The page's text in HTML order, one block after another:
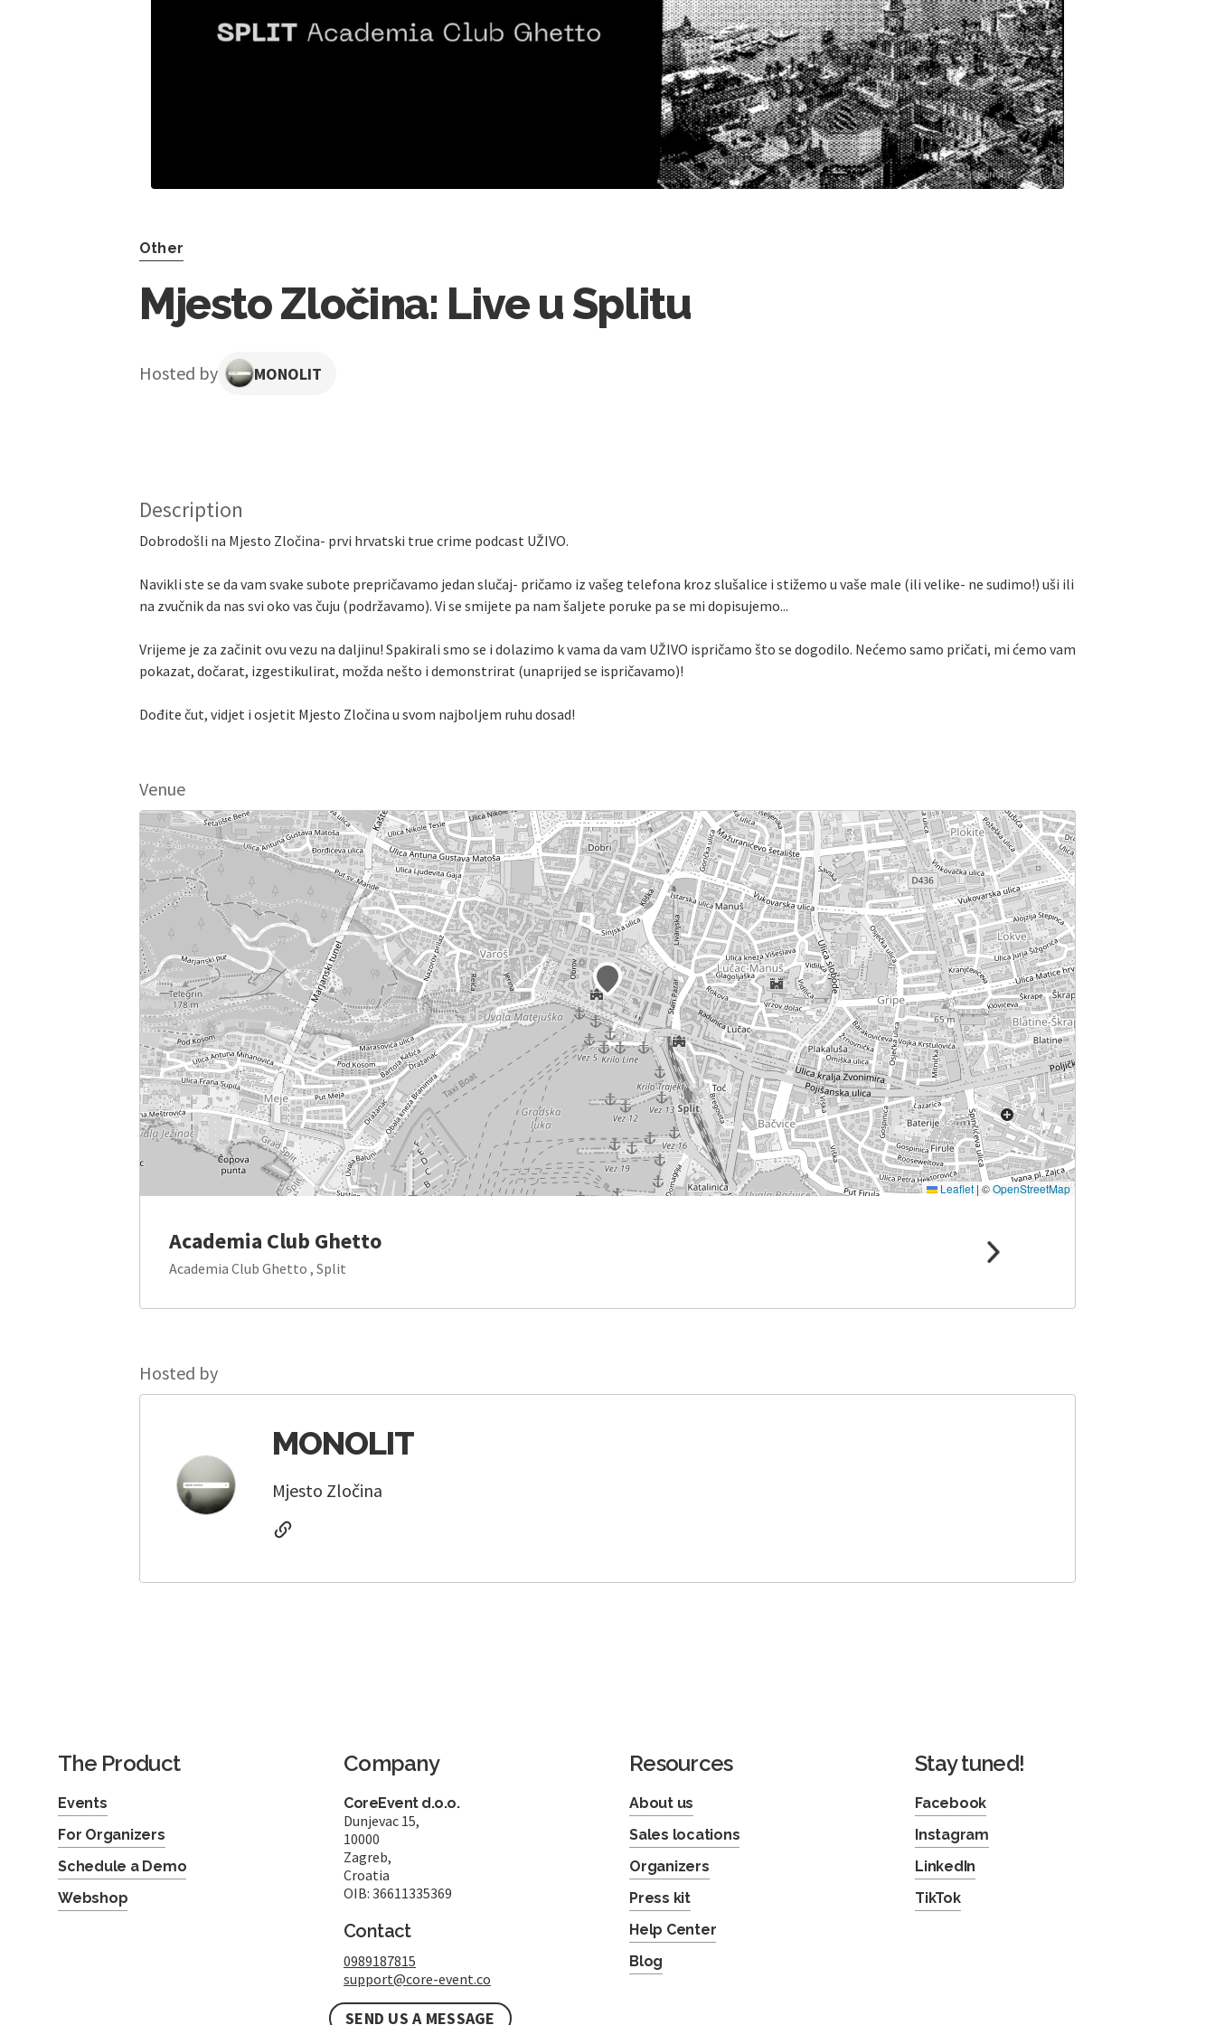
Other
Mjesto Zločina: Live u Splitu
Hosted by MONOLIT
Description
Dobrodošli na Mjesto Zločina- prvi hrvatski true crime podcast UŽIVO.
Navikli ste se da vam svake subote prepričavamo jedan slučaj- pričamo iz vašeg telefona kroz slušalice i stižemo u vaše male (ili velike- ne sudimo!) uši ili
na zvučnik da nas svi oko vas čuju (podržavamo). Vi se smijete pa nam šaljete poruke pa se mi dopisujemo...
Vrijeme je za začinit ovu vezu na daljinu! Spakirali smo se i dolazimo k vama da vam UŽIVO ispričamo što se dogodilo. Nećemo samo pričati, mi ćemo vam
pokazat, dočarat, izgestikulirat, možda nešto i demonstrirat (unaprijed se ispričavamo)!
Dođite čut, vidjet i osjetit Mjesto Zločina u svom najboljem ruhu dosad!
Venue
Leaflet | ©OpenStreetMap
Academia Club Ghetto
Academia Club Ghetto , Split
Hosted by
MONOLIT
Mjesto Zločina
The Product
Events
For Organizers
Schedule a Demo
Webshop
Company
CoreEvent d.o.o.
Dunjevac 15,
10000
Zagreb,
Croatia
OIB: 36611335369
Contact
0989187815
support@core-event.co
SEND US A MESSAGE
Resources
About us
Sales locations
Organizers
Press kit
Help Center
Blog
Stay tuned!
Facebook
Instagram
LinkedIn
TikTok